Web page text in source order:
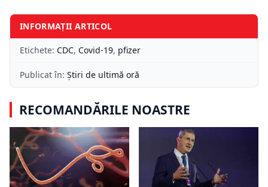
INFORMAȚII ARTICOL
Etichete: CDC, Covid-19, pfizer
Publicat în: Știri de ultimă oră
RECOMANDĂRILE NOASTRE